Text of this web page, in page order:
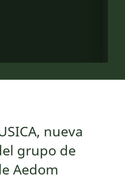
nueva
grupo de
Aedom